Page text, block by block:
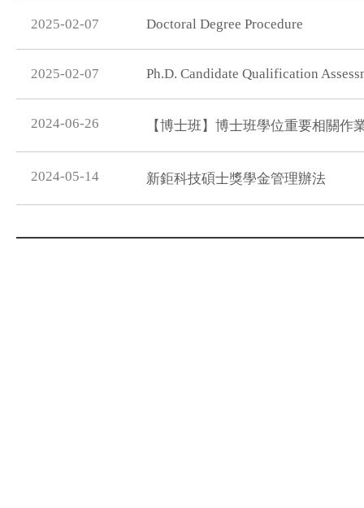
2025-02-07 Doctoral Degree Procedure
2025-02-07 Ph.D. Candidate Qualification
2024-06-26 【博士班】博士班學位重要相關作
2024-05-14 新鉅科技碩士獎學金管理辦法